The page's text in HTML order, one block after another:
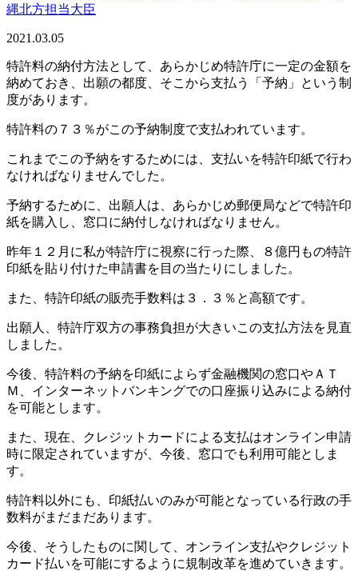
縄北方担当大臣
2021.03.05
特許料の納付方法として、あらかじめ特許庁に一定の金額を
納めておき、出願の都度、そこから支払う「予納」という制
度があります。
特許料の７３％がこの予納制度で支払われています。
これまでこの予納をするためには、支払いを特許印紙で行わ
なければなりませんでした。
予納するために、出願人は、あらかじめ郵便局などで特許印
紙を購入し、窓口に納付しなければなりません。
昨年１２月に私が特許庁に視察に行った際、８億円もの特許
印紙を貼り付けた申請書を目の当たりにしました。
また、特許印紙の販売手数料は３．３％と高額です。
出願人、特許庁双方の事務負担が大きいこの支払方法を見直
しました。
今後、特許料の予納を印紙によらず金融機関の窓口やＡＴ
Ｍ、インターネットバンキングでの口座振り込みによる納付
を可能とします。
また、現在、クレジットカードによる支払はオンライン申請
時に限定されていますが、今後、窓口でも利用可能としま
す。
特許料以外にも、印紙払いのみが可能となっている行政の手
数料がまだまだあります。
今後、そうしたものに関して、オンライン支払やクレジット
カード払いを可能にするように規制改革を進めていきます。